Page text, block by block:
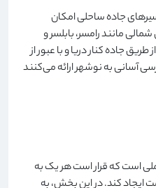
جاده ساحلی امکان
مانند رامسر، بابلسر و
جاده کنار دریا و با عبور از
آسانی به نوشهر ارائه می‌کنند
است که قرار است هر یک به